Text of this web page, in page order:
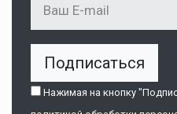
Подписаться
Нажимая на кнопку